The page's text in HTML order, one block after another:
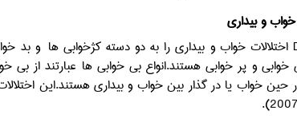
خواب و بیداری
اختلالات خواب و بیداری را به دو دسته کژخوابی ها و بد
حین خواب یا در گذار بین خواب و بیداری هستند.این